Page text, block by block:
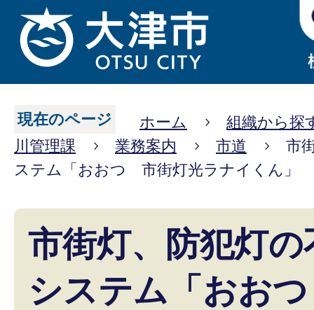
現在のページ ホーム
組織から探
川管理課
業務案内 市道
市
ステム「おおつ 市街灯光ラナイくん」
市街灯、防犯灯
システム「おお